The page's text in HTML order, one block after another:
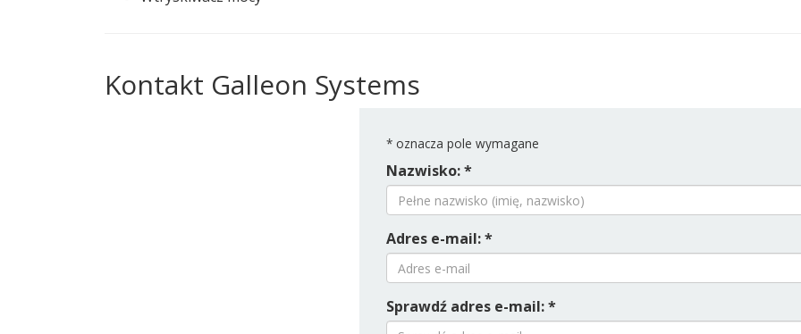
Kontakt Galleon Systems
* oznacza pole wymagane
Nazwisko: *
Adres e-mail: *
Sprawdź adres e-mail: *